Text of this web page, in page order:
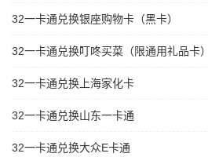
32一卡通兑换银座购物卡（黑卡）
32一卡通兑换叮咚买菜（限通用礼品卡）
32一卡通兑换上海家化卡
32一卡通兑换山东一卡通
32一卡通兑换大众E卡通